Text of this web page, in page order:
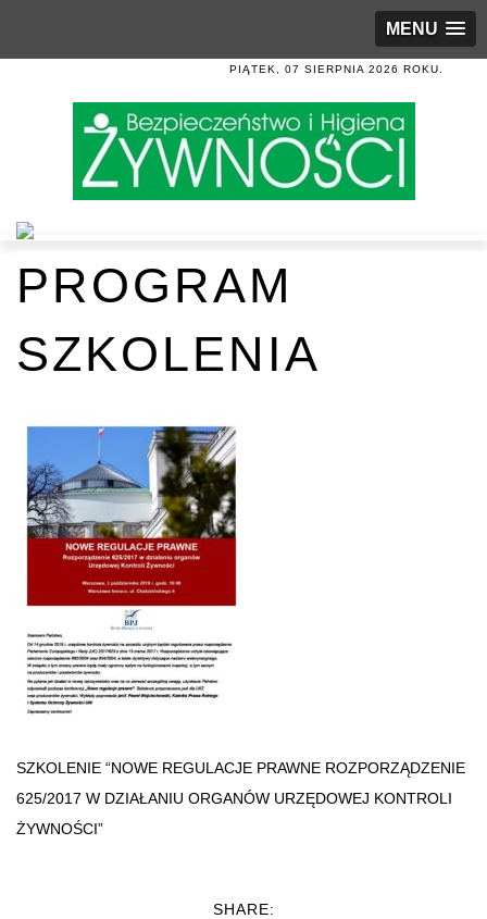
MENU
PIĄTEK, 07 SIERPNIA 2026 ROKU.
PROGRAM
SZKOLENIA
SZKOLENIE “NOWE REGULACJE PRAWNE ROZPORZĄDZENIE
625/2017 W DZIAŁANIU ORGANÓW URZĘDOWEJ KONTROLI
ŻYWNOŚCI”
SHARE: